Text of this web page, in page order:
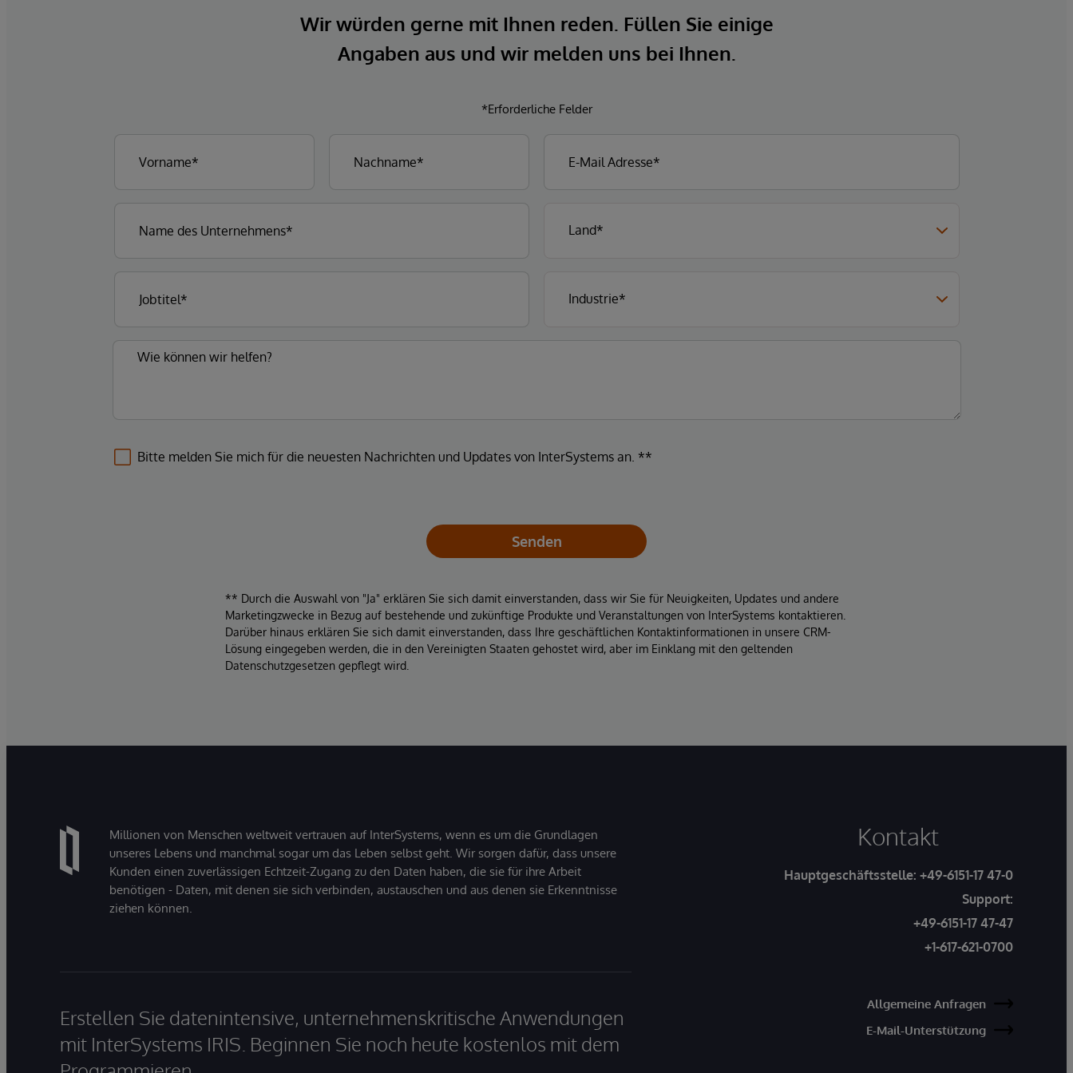
Wir würden gerne mit Ihnen reden. Füllen Sie einige
Angaben aus und wir melden uns bei Ihnen.
*Erforderliche Felder
Bitte melden Sie mich für die neuesten Nachrichten und Updates von InterSystems an. **
Senden
** Durch die Auswahl von "Ja" erklären Sie sich damit einverstanden, dass wir Sie für Neuigkeiten, Updates und andere
Marketingzwecke in Bezug auf bestehende und zukünftige Produkte und Veranstaltungen von InterSystems kontaktieren.
Darüber hinaus erklären Sie sich damit einverstanden, dass Ihre geschäftlichen Kontaktinformationen in unsere CRM-
Lösung eingegeben werden, die in den Vereinigten Staaten gehostet wird, aber im Einklang mit den geltenden
Datenschutzgesetzen gepflegt wird.
Millionen von Menschen weltweit vertrauen auf InterSystems, wenn es um die Grundlagen
unseres Lebens und manchmal sogar um das Leben selbst geht. Wir sorgen dafür, dass unsere
Kunden einen zuverlässigen Echtzeit-Zugang zu den Daten haben, die sie für ihre Arbeit
benötigen - Daten, mit denen sie sich verbinden, austauschen und aus denen sie Erkenntnisse
ziehen können.
Erstellen Sie datenintensive, unternehmenskritische Anwendungen
mit InterSystems IRIS. Beginnen Sie noch heute kostenlos mit dem
Kontakt
Hauptgeschäftsstelle: +49-6151-17 47-0
Support:
+49-6151-17 47-47
+1-617-621-0700
Allgemeine Anfragen
E-Mail-Unterstützung